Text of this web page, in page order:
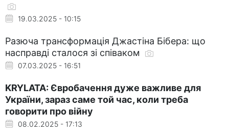
19.03.2025 - 10:15
Разюча трансформація Джастіна Бібера: що
насправді сталося зі співаком
07.03.2025 - 16:51
KRYLATA: Євробачення дуже важливе для
України, зараз саме той час, коли треба
говорити про війну
08.02.2025 - 17:13